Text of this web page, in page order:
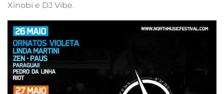
Xinobi e DJ Vibe.